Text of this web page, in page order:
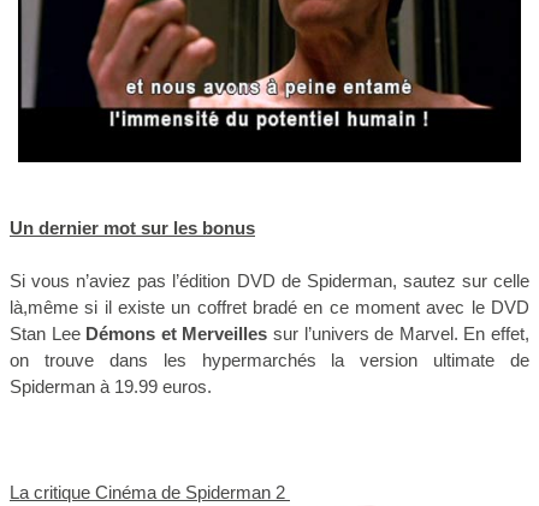
Un dernier mot sur les bonus
Si vous n’aviez pas l’édition DVD de Spiderman, sautez sur celle
là,même si il existe un coffret bradé en ce moment avec le DVD
Stan Lee Démons et Merveilles sur l’univers de Marvel. En effet,
on trouve dans les hypermarchés la version ultimate de
Spiderman à 19.99 euros.
La critique Cinéma de Spiderman 2